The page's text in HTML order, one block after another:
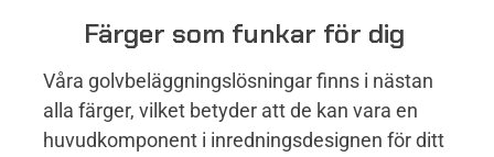
Färger som funkar för dig
Våra golvbeläggningslösningar finns i nästan
alla färger, vilket betyder att de kan vara en
huvudkomponent i inredningsdesignen för ditt